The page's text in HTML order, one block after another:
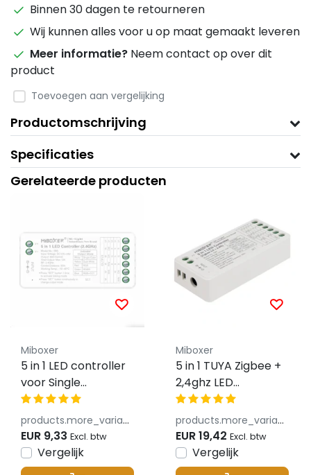
Binnen 30 dagen te retourneren
Wij kunnen alles voor u op maat gemaakt leveren
Meer informatie? Neem contact op over dit
product
Toevoegen aan vergelijking
Productomschrijving
Specificaties
Gerelateerde producten
Miboxer
5 in 1 LED controller
voor Single
Color/Dual
White/RGB/RGBW/RGBWW/RGBCCT
LED strips 12-24v -
SR5
products.more_variants_available
EUR 9,33 Excl. btw
Vergelijk
Miboxer
5 in 1 TUYA Zigbee +
2,4ghz LED
controller - voor
Single Color/Dual
White/RGB/RGBW/
LED strips 12-24v -
SZ5
products.more_variants_available
EUR 19,42 Excl. btw
Vergelijk